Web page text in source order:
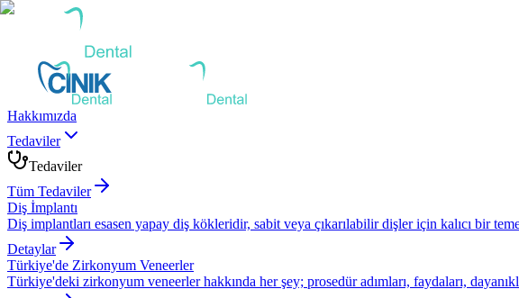
Hakkımızda
Tedaviler
Tedaviler
Tüm Tedaviler
Diş İmplantı
Diş implantları esasen yapay diş kökleridir, sabit veya çıkarılabilir dişler için kalıcı bir
Detaylar
Türkiye'de Zirkonyum Veneerler
Türkiye'deki zirkonyum veneerler hakkında her şey; prosedür adımları, faydaları,